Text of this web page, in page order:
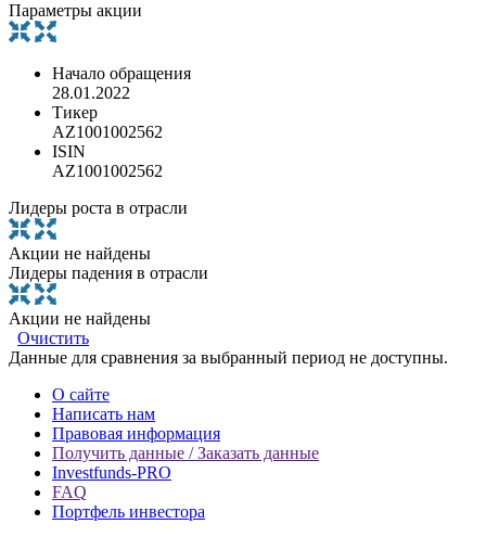
Параметры акции
Начало обращения
28.01.2022
Тикер
AZ1001002562
ISIN
AZ1001002562
Лидеры роста в отрасли
Акции не найдены
Лидеры падения в отрасли
Акции не найдены
Очистить
Данные для сравнения за выбранный период не доступны.
О сайте
Написать нам
Правовая информация
Получить данные / Заказать данные
Investfunds-PRO
FAQ
Портфель инвестора